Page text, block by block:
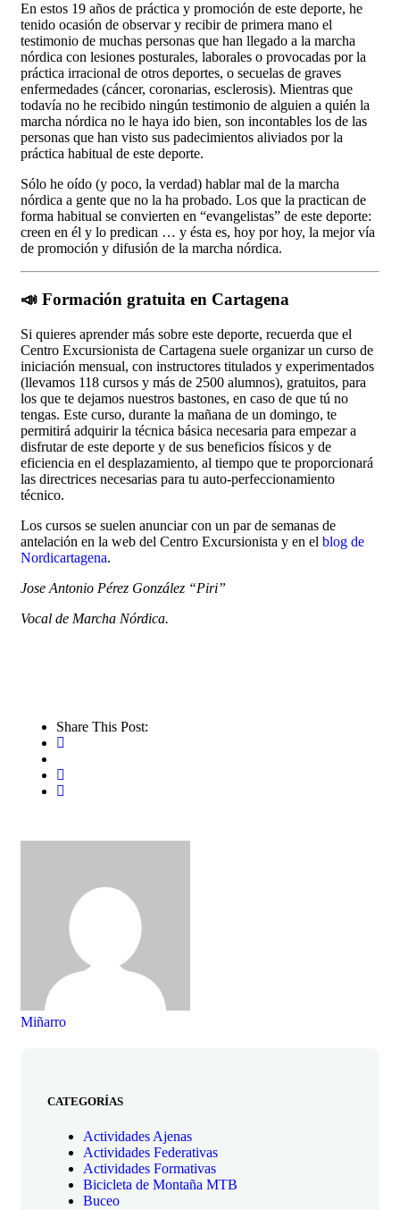
En estos 19 años de práctica y promoción de este deporte, he
tenido ocasión de observar y recibir de primera mano el
testimonio de muchas personas que han llegado a la marcha
nórdica con lesiones posturales, laborales o provocadas por la
práctica irracional de otros deportes, o secuelas de graves
enfermedades (cáncer, coronarias, esclerosis). Mientras que
todavía no he recibido ningún testimonio de alguien a quién la
marcha nórdica no le haya ido bien, son incontables los de las
personas que han visto sus padecimientos aliviados por la
práctica habitual de este deporte.
Sólo he oído (y poco, la verdad) hablar mal de la marcha
nórdica a gente que no la ha probado. Los que la practican de
forma habitual se convierten en “evangelistas” de este deporte:
creen en él y lo predican … y ésta es, hoy por hoy, la mejor vía
de promoción y difusión de la marcha nórdica.
📣 Formación gratuita en Cartagena
Si quieres aprender más sobre este deporte, recuerda que el
Centro Excursionista de Cartagena suele organizar un curso de
iniciación mensual, con instructores titulados y experimentados
(llevamos 118 cursos y más de 2500 alumnos), gratuitos, para
los que te dejamos nuestros bastones, en caso de que tú no
tengas. Este curso, durante la mañana de un domingo, te
permitirá adquirir la técnica básica necesaria para empezar a
disfrutar de este deporte y de sus beneficios físicos y de
eficiencia en el desplazamiento, al tiempo que te proporcionará
las directrices necesarias para tu auto-perfeccionamiento
técnico.
Los cursos se suelen anunciar con un par de semanas de
antelación en la web del Centro Excursionista y en el blog de
Nordicartagena.
Jose Antonio Pérez González “Piri”
Vocal de Marcha Nórdica.
Share This Post:
Miñarro
CATEGORÍAS
Actividades Ajenas
Actividades Federativas
Actividades Formativas
Bicicleta de Montaña MTB
Buceo